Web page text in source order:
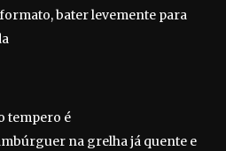
bater levemente para
tempero é
na grelha já quente e